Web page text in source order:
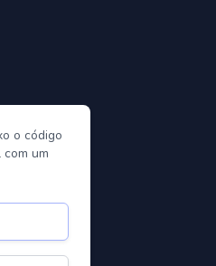
o código
um